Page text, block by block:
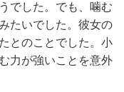
でした。でも、噛む
たいでした。彼女の
とのことでした。小
力が強いことを意外